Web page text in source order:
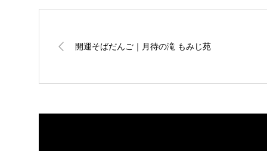
開運そばだんご｜月待の滝 もみじ苑